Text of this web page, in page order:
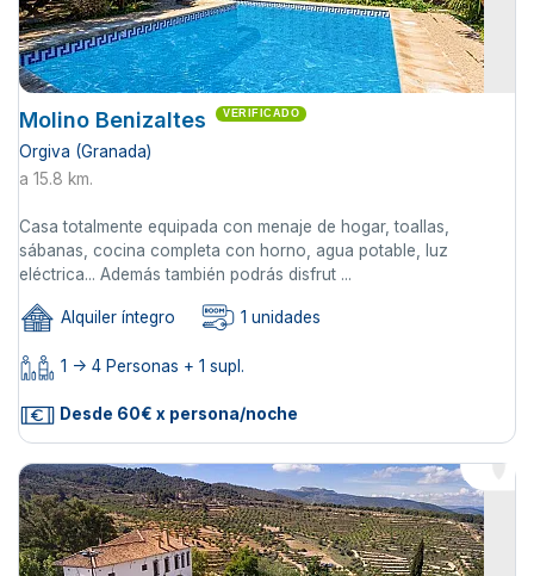
Molino Benizaltes VERIFICADO
Orgiva (Granada)
a 15.8 km.
Casa totalmente equipada con menaje de hogar, toallas,
sábanas, cocina completa con horno, agua potable, luz
eléctrica... Además también podrás disfrut ...
Alquiler íntegro 1 unidades
1 -> 4 Personas + 1 supl.
Desde 60€ x persona/noche